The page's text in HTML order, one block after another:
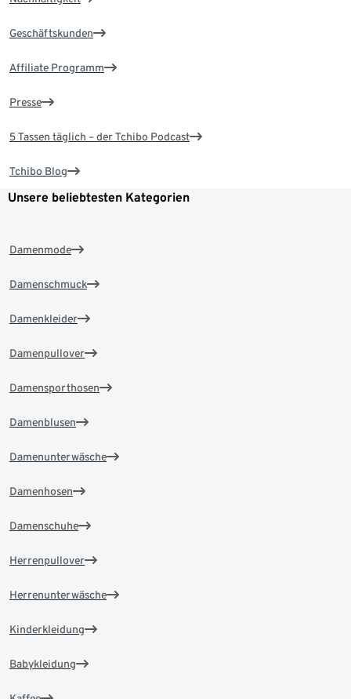
Geschäftskunden
Affiliate Programm
Presse
5 Tassen täglich – der Tchibo Podcast
Tchibo Blog
Unsere beliebtesten Kategorien
Damenmode
Damenschmuck
Damenkleider
Damenpullover
Damensporthosen
Damenblusen
Damenunterwäsche
Damenhosen
Damenschuhe
Herrenpullover
Herrenunterwäsche
Kinderkleidung
Babykleidung